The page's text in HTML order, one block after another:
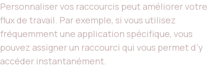
Personnaliser vos raccourcis peut améliorer votre
flux de travail. Par exemple, si vous utilisez
fréquemment une application spécifique, vous
pouvez assigner un raccourci qui vous permet d’y
accéder instantanément.